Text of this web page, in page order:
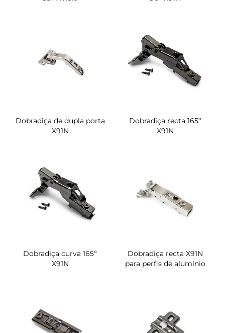
Dobradiça de dupla porta
X91N
Dobradiça recta 165º
X91N
Dobradiça curva 165º
X91N
Dobradiça recta X91N
para perfis de alumínio